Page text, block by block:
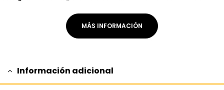
MÁS INFORMACIÓN
Información adicional